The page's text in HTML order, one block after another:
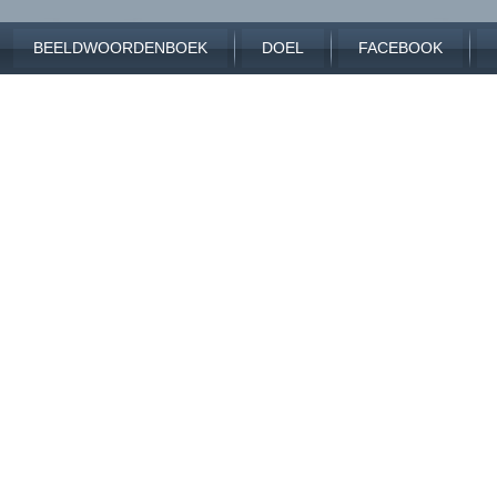
BEELDWOORDENBOEK DOEL FACEBOOK